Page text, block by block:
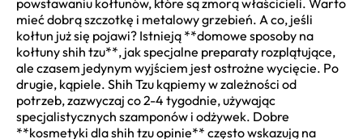
powstawaniu kołtunów, które są zmorą właścicieli. Warto
mieć dobrą szczotkę i metalowy grzebień. A co, jeśli
kołtun już się pojawi? Istnieją **domowe sposoby na
kołtuny shih tzu**, jak specjalne preparaty rozplątujące,
ale czasem jedynym wyjściem jest ostrożne wycięcie. Po
drugie, kąpiele. Shih Tzu kąpiemy w zależności od
potrzeb, zazwyczaj co 2-4 tygodnie, używając
specjalistycznych szamponów i odżywek. Dobre
**kosmetyki dla shih tzu opinie** często wskazują na